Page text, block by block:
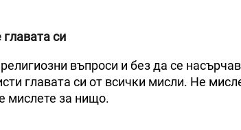
си
въпроси и без да се
главата си от всички мисли. Не
мислете за нищо.